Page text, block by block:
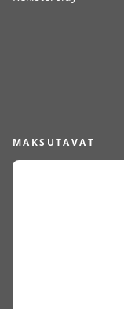
MAKSUTAVAT